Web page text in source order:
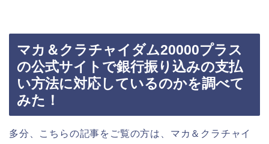
マカ＆クラチャイダム20000プラス
の公式サイトで銀行振り込みの支払
い方法に対応しているのかを調べて
みた！
多分、こちらの記事をご覧の方は、マカ＆クラチャイ